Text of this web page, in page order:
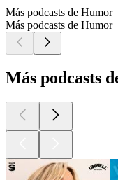
Más podcasts de Humor
Más podcasts de Humor
Más podcasts